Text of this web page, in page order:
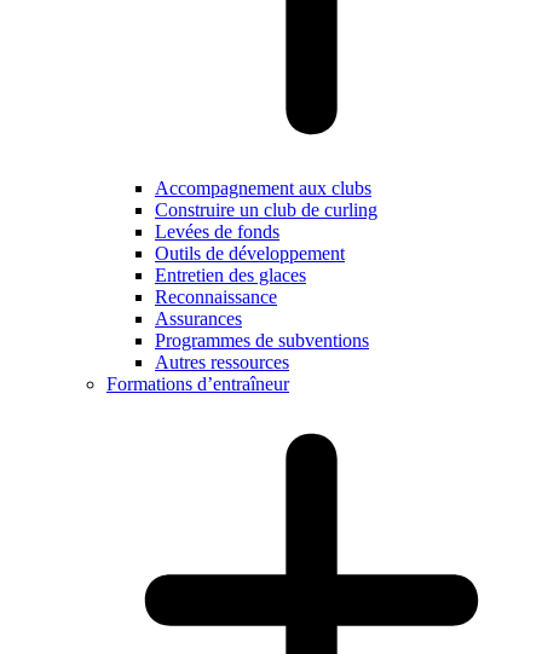
Accompagnement aux clubs
Construire un club de curling
Levées de fonds
Outils de développement
Entretien des glaces
Reconnaissance
Assurances
Programmes de subventions
Autres ressources
Formations d’entraîneur